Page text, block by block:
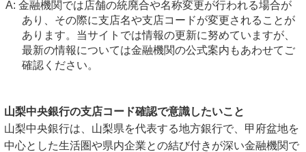
金融機関では店舗の統廃合や名称変更が行われる場合が
あり、その際に支店名や支店コードが変更されることが
あります。当サイトでは情報の更新に努めていますが、
最新の情報については金融機関の公式案内もあわせてご
確認ください。
山梨中央銀行の支店コード確認で意識したいこと
山梨中央銀行は、山梨県を代表する地方銀行で、甲府盆地を
中心とした生活圏や県内企業との結び付きが深い金融機関で